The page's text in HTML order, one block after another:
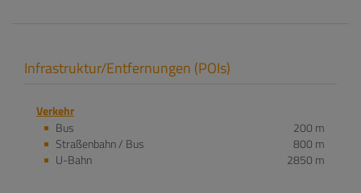
Infrastruktur/Entfernungen (POIs)
Verkehr
Bus
200 m
Straßenbahn / Bus
800 m
U-Bahn
2850 m